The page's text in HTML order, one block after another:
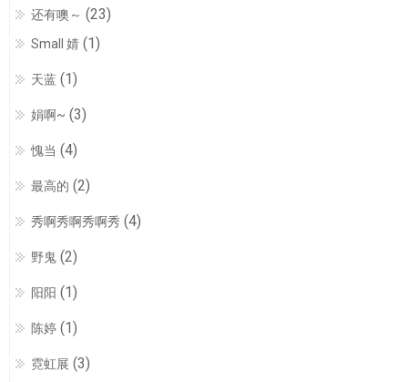
还有噢～ (23)
Small 婧 (1)
天蓝 (1)
娟啊~ (3)
愧当 (4)
最高的 (2)
秀啊秀啊秀啊秀 (4)
野鬼 (2)
阳阳 (1)
陈婷 (1)
霓虹展 (3)